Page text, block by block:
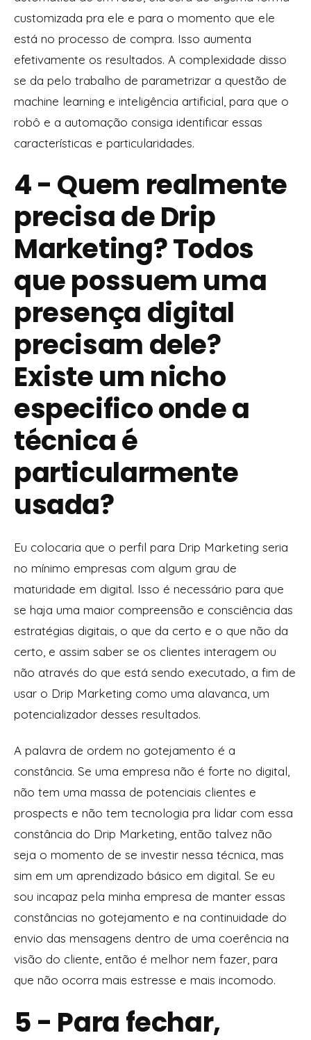
customizada pra ele e para o momento que ele
está no processo de compra. Isso aumenta
efetivamente os resultados. A complexidade disso
se da pelo trabalho de parametrizar a questão de
machine learning e inteligência artificial, para que o
robô e a automação consiga identificar essas
características e particularidades.
4 - Quem realmente
precisa de Drip
Marketing? Todos
que possuem uma
presença digital
precisam dele?
Existe um nicho
especifico onde a
técnica é
particularmente
usada?
Eu colocaria que o perfil para Drip Marketing seria
no mínimo empresas com algum grau de
maturidade em digital. Isso é necessário para que
se haja uma maior compreensão e consciência das
estratégias digitais, o que da certo e o que não da
certo, e assim saber se os clientes interagem ou
não através do que está sendo executado, a fim de
usar o Drip Marketing como uma alavanca, um
potencializador desses resultados.
A palavra de ordem no gotejamento é a
constância. Se uma empresa não é forte no digital,
não tem uma massa de potenciais clientes e
prospects e não tem tecnologia pra lidar com essa
constância do Drip Marketing, então talvez não
seja o momento de se investir nessa técnica, mas
sim em um aprendizado básico em digital. Se eu
sou incapaz pela minha empresa de manter essas
constâncias no gotejamento e na continuidade do
envio das mensagens dentro de uma coerência na
visão do cliente, então é melhor nem fazer, para
que não ocorra mais estresse e mais incomodo.
5 - Para fechar,